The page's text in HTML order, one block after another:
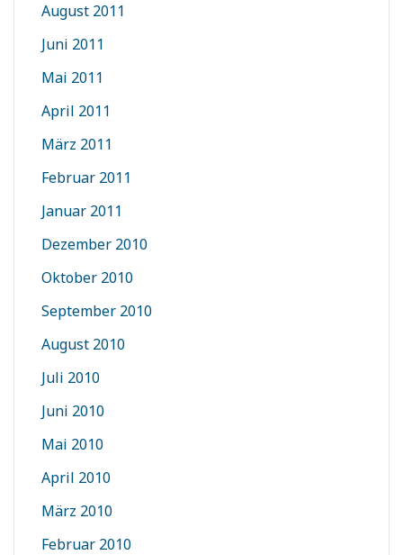
August 2011
Juni 2011
Mai 2011
April 2011
März 2011
Februar 2011
Januar 2011
Dezember 2010
Oktober 2010
September 2010
August 2010
Juli 2010
Juni 2010
Mai 2010
April 2010
März 2010
Februar 2010